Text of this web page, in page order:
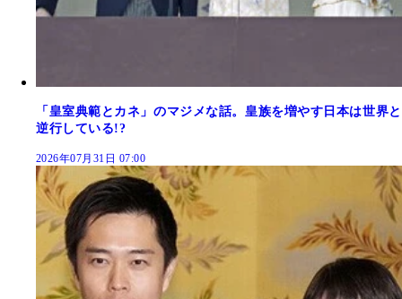
「皇室典範とカネ」のマジメな話。皇族を増やす日本は世界と
逆行している!?
2026年07月31日 07:00